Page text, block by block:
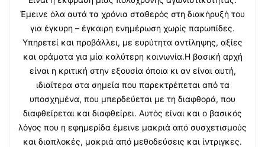
Έμεινε όλα αυτά τα χρόνια σταθερός στη διακήρυξή του
για έγκυρη – έγκαιρη ενημέρωση χωρίς παρωπίδες.
Υπηρετεί και προβάλλει, με ευρύτητα αντίληψης, αξίες
και οράματα για μία καλύτερη κοινωνία.Η βασική αρχή
είναι η κριτική στην εξουσία όποια κι αν είναι αυτή,
ιδιαίτερα στα σημεία που παρεκτρέπεται από τα
υποσχημένα, που μπερδεύεται με τη διαφθορά, που
διαφθείρεται και διαφθείρει. Αυτός είναι και ο βασικός
λόγος που η εφημερίδα έμεινε μακριά από συσχετισμούς
και διαπλοκές, μακριά από μεθοδεύσεις και ίντριγκες.